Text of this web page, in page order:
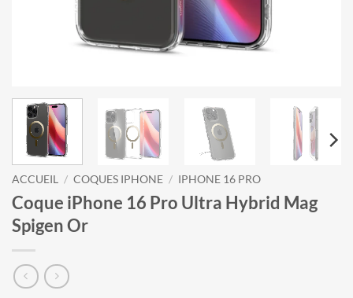
ACCUEIL / COQUES IPHONE / IPHONE 16 PRO
Coque iPhone 16 Pro Ultra Hybrid Mag
Spigen Or